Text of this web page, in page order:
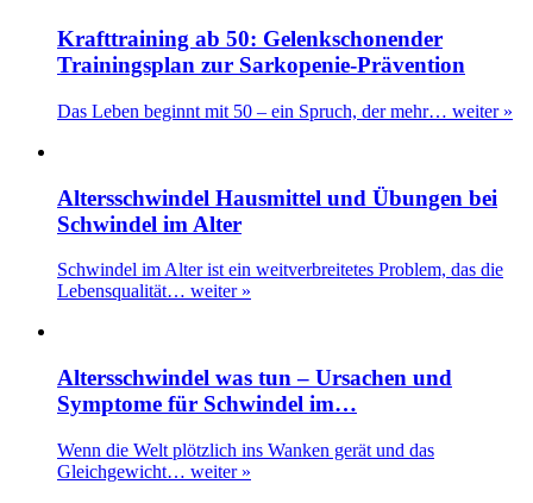
Krafttraining ab 50: Gelenkschonender
Trainingsplan zur Sarkopenie-Prävention
Das Leben beginnt mit 50 – ein Spruch, der mehr… weiter »
Altersschwindel Hausmittel und Übungen bei
Schwindel im Alter
Schwindel im Alter ist ein weitverbreitetes Problem, das die
Lebensqualität… weiter »
Altersschwindel was tun – Ursachen und
Symptome für Schwindel im…
Wenn die Welt plötzlich ins Wanken gerät und das
Gleichgewicht… weiter »